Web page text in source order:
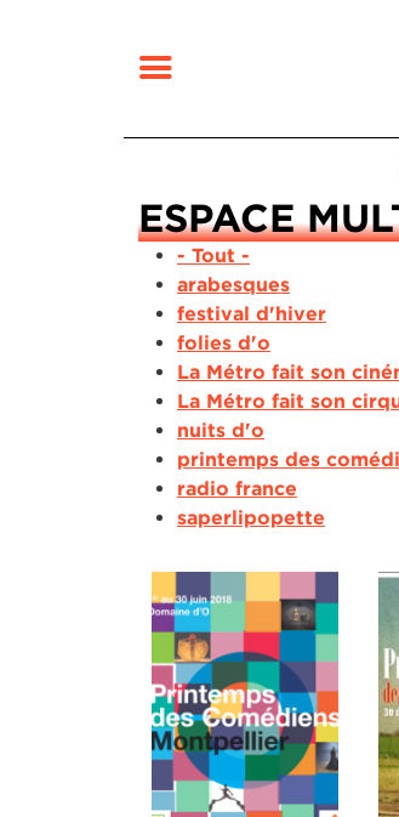
RECHERCHER
ESPACE
- Tout -
arabesques
festival d'hiver
folies d'o
La Métro fait son
La Métro fait son
nuits d'o
printemps des
radio france
saperlipopette